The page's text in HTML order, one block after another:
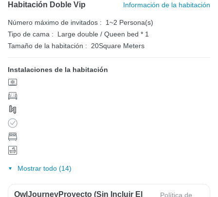
Habitación Doble Vip Información de la habitación
Número máximo de invitados :
1~2 Persona(s)
Tipo de cama :
Large double / Queen bed * 1
Tamaño de la habitación :
20Square Meters
Instalaciones de la habitación
Mostrar todo (14)
OwlJourneyProyecto (sin Incluir El
Política de